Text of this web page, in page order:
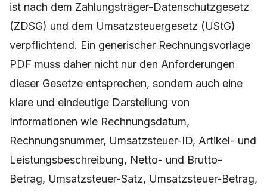
ist nach dem Zahlungsträger-Datenschutzgesetz
(ZDSG) und dem Umsatzsteuergesetz (UStG)
verpflichtend. Ein generischer Rechnungsvorlage
PDF muss daher nicht nur den Anforderungen
dieser Gesetze entsprechen, sondern auch eine
klare und eindeutige Darstellung von
Informationen wie Rechnungsdatum,
Rechnungsnummer, Umsatzsteuer-ID, Artikel- und
Leistungsbeschreibung, Netto- und Brutto-
Betrag, Umsatzsteuer-Satz, Umsatzsteuer-Betrag,